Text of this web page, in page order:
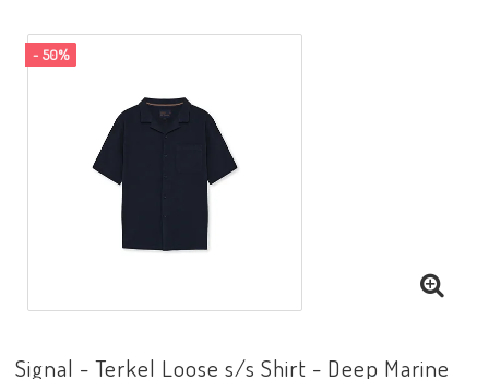
- 50%
Signal - Terkel Loose s/s Shirt - Deep Marine